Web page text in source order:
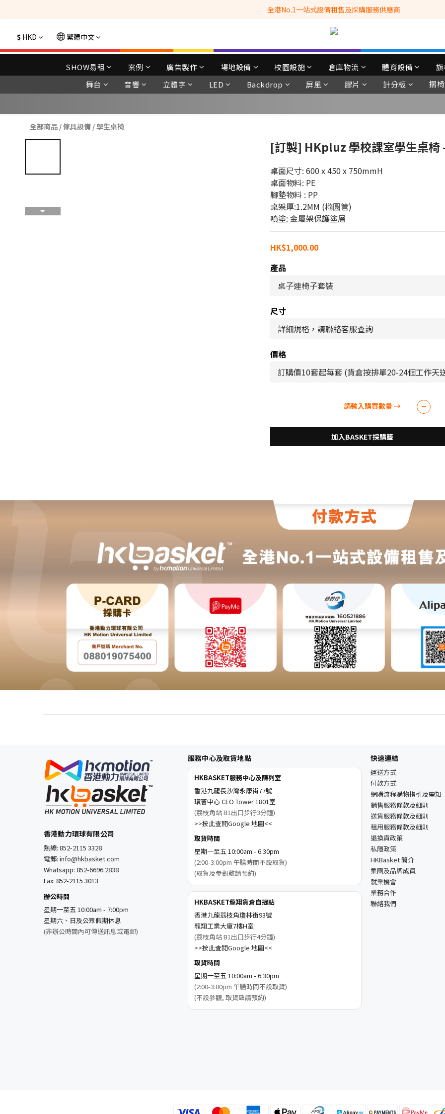
全港No.1一站式設備租售及採購服務供應商
全港No.1一站式設備租售及採購服務供應商
選購現貨產品全單滿$3500自家專送免運費 (只限網站落單, 不適用於急單, 訂制產品, 屏
Whatsapp: 66962838 | 電話: 21153328 | 報價: info@hkbasket.com
全港No.1一站式設備租售及採購服務供應商
$ HKD 繁體中文
SHOW易租 案例 廣告製作 場地設備 校園設施 倉庫物流 體育設備
舞台
音響 立體字 LED Backdrop 屏風 膠片 計分板 摺椅
全部商品 /傢具設備 /學生桌椅
[訂製] HKpluz 學校課室學生桌椅
桌面尺寸: 600 x 450 x 750mmH
桌面物料: PE
腳墊物料 : PP
桌架厚:1.2MM (橢圓管)
噴塗: 金屬架保護塗層
HK$1,000.00
產品
尺寸
價格
香港動力環球有限公司
熱線: 852-2115 3328
電郵: info@hkbasket.com
Whatsapp: 852-6696 2838
Fax: 852-2115 3013
辦公時間
星期一至五 10:00am - 7:00pm
星期六、日及公眾假期休息
(非辦公時間內可傳送訊息或電郵)
服務中心及取貨地點
HKBASKET服務中心及陳列室
香港九龍長沙灣永康街77號
環薈中心 CEO Tower 1801室
(荔枝角站 B1出口步行3分鐘)
>>按此查閱Google 地圖<<
取貨時間
星期一至五 10:00am - 6:30pm
(2:00-3:00pm 午膳時間不設取貨)
(取貨及參觀敬請預約)
HKBASKET龍翔貨倉自提點
香港九龍荔枝角瓊林街93號
龍翔工業大廈7樓H室
(荔枝角站 B1出口步行4分鐘)
>>按此查閱Google 地圖<<
取貨時間
星期一至五 10:00am - 6:30pm
(2:00-3:00pm 午膳時間不設取貨)
(不設參觀, 取貨敬請預約)
快速連結
運送方式
付款方式
網購流程購物指引及需知
銷售服務條款及細則
送貨服務條款及細則
租用服務條款及細則
退換貨政策
私隱政策
HKBasket 簡介
集團及品牌成員
就業機會
業務合作
聯絡我們